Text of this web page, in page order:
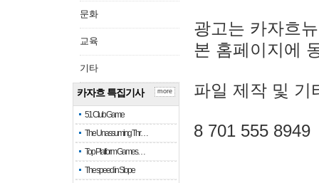
문화
교육
기타
카자흐 특집기사
51 Club Game
The Unassuming Thr…
Top Platform Games…
The speed in Slope
more
광고는 카자흐
본 홈페이지에
파일 제작 및 기
8 701 555 8949